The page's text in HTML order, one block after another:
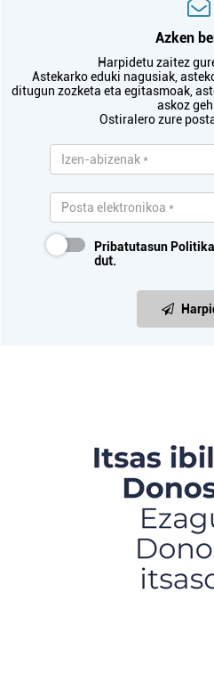
Azken
Harpidetu zaitez
Astekarko eduki nagusiak,
ditugun zozketa eta egitasmoak,
askoz
Ostiralero zure
Pribatutasun Politika
dut.